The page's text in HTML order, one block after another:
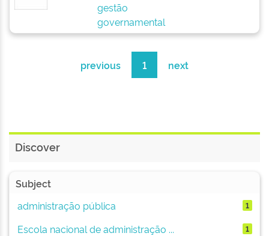
gestão
governamental
previous 1 next
Discover
Subject
administração pública
1
Escola nacional de administração ... 1